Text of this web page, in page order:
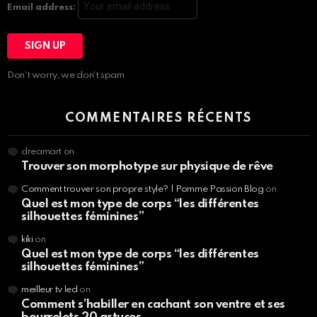
Email address:
Don't worry, we don't spam
COMMENTAIRES RÉCENTS
dreamart on
Trouver son morphotype sur physique de rêve
Comment trouver son propre style? | Pomme Passion Blog on
Quel est mon type de corps “les différentes
silhouettes féminines”
kikion
Quel est mon type de corps “les différentes
silhouettes féminines”
meilleur tv led on
Comment s’habiller en cachant son ventre et ses